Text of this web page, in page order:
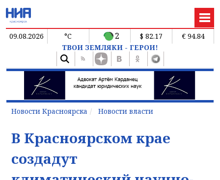
09.08.2026 °C 2 $ 82.17
€ 94.84
ТВОИ ЗЕМЛЯКИ - ГЕРОИ!
Новости Красноярска Новости власти
В Красноярском крае
создадут